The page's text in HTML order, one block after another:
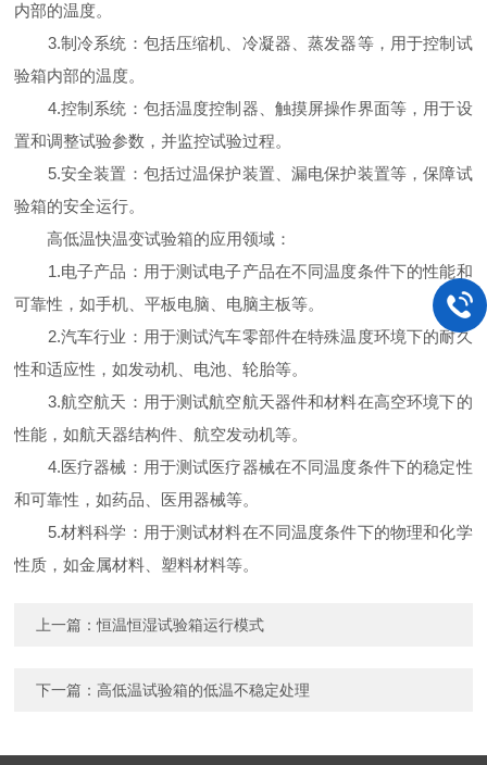
内部的温度。
3.制冷系统：包括压缩机、冷凝器、蒸发器等，用于控制试
验箱内部的温度。
4.控制系统：包括温度控制器、触摸屏操作界面等，用于设
置和调整试验参数，并监控试验过程。
5.安全装置：包括过温保护装置、漏电保护装置等，保障试
验箱的安全运行。
高低温快温变试验箱的应用领域：
1.电子产品：用于测试电子产品在不同温度条件下的性能和
可靠性，如手机、平板电脑、电脑主板等。
2.汽车行业：用于测试汽车零部件在特殊温度环境下的耐久
性和适应性，如发动机、电池、轮胎等。
3.航空航天：用于测试航空航天器件和材料在高空环境下的
性能，如航天器结构件、航空发动机等。
4.医疗器械：用于测试医疗器械在不同温度条件下的稳定性
和可靠性，如药品、医用器械等。
5.材料科学：用于测试材料在不同温度条件下的物理和化学
性质，如金属材料、塑料材料等。
上一篇：恒温恒湿试验箱运行模式
下一篇：高低温试验箱的低温不稳定处理